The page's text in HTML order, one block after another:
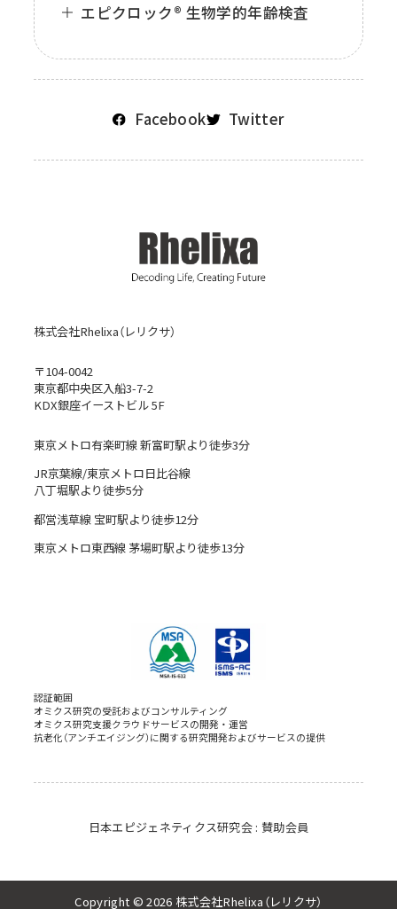
株式会社Rhelixa（レリクサ）
〒104-0042
東京都中央区入船3-7-2
KDX銀座イーストビル 5F
東京メトロ有楽町線 新富町駅より徒歩3分
JR京葉線/東京メトロ日比谷線
八丁堀駅より徒歩5分
都営浅草線 宝町駅より徒歩12分
東京メトロ東西線 茅場町駅より徒歩13分
認証範囲
オミクス研究の受託およびコンサルティング
オミクス研究支援クラウドサービスの開発・運営
抗老化（アンチエイジング）に関する研究開発およびサービスの提供
エピクロック® 生物学的年齢検査
Facebook Twitter
日本エピジェネティクス研究会 : 賛助会員
Copyright © 2026 株式会社Rhelixa（レリクサ）